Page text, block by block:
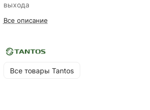
выхода
Все описание
Все товары Tantos